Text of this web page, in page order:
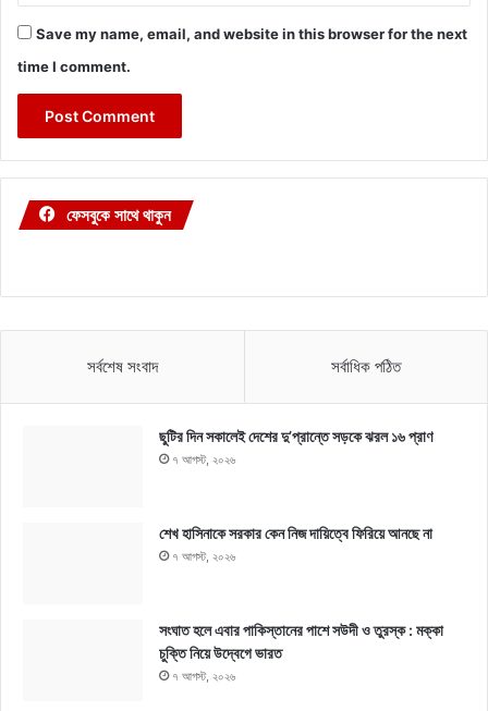
Save my name, email, and website in this browser for the next
time I comment.
ফেসবুকে সাথে থাকুন
সর্বশেষ সংবাদ সর্বাধিক পঠিত
ছুটির দিন সকালেই দেশের দু’প্রান্তে সড়কে ঝরল ১৬ প্রাণ
৭ আগস্ট, ২০২৬
শেখ হাসিনাকে সরকার কেন নিজ দায়িত্বে ফিরিয়ে আনছে না
৭ আগস্ট, ২০২৬
সংঘাত হলে এবার পাকিস্তানের পাশে সউদী ও তুরস্ক : মক্কা
চুক্তি নিয়ে উদ্বেগে ভারত
৭ আগস্ট, ২০২৬